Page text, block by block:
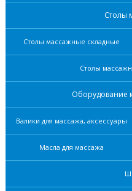
Столы
Столы массажные складные
Столы
Оборудование
Валики для массажа, аксессуары
Масла для массажа